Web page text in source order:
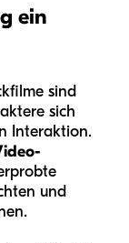
ein
sind
sich
Interaktion.
und